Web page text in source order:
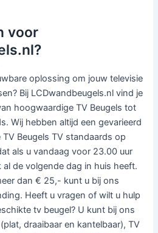
voor
oplossing om jouw televisie
Bij LCDwandbeugels.nl vind je
hoogwaardige TV Beugels tot
Wij hebben altijd een gevarieerd
Beugels TV standaards op
als u vandaag voor 23.00 uur
al de volgende dag in huis heeft.
dan € 25,- kunt u bij ons
Heeft u vragen of wilt u hulp
tv beugel? U kunt bij ons
draaibaar en kantelbaar), TV